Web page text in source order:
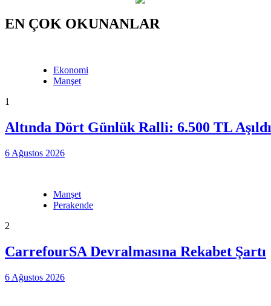
EN ÇOK OKUNANLAR
Ekonomi
Manşet
1
Altında Dört Günlük Ralli: 6.500 TL Aşıldı
6 Ağustos 2026
Manşet
Perakende
2
CarrefourSA Devralmasına Rekabet Şartı
6 Ağustos 2026